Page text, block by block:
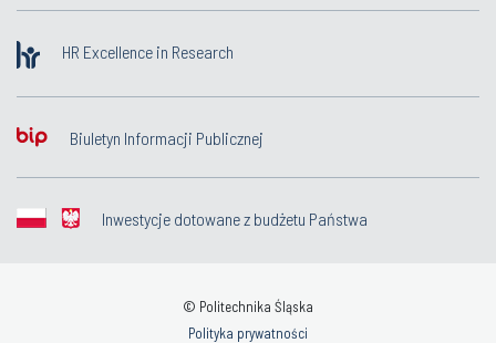
HR Excellence in Research
Biuletyn Informacji Publicznej
Inwestycje dotowane z budżetu Państwa
© Politechnika Śląska
Polityka prywatności